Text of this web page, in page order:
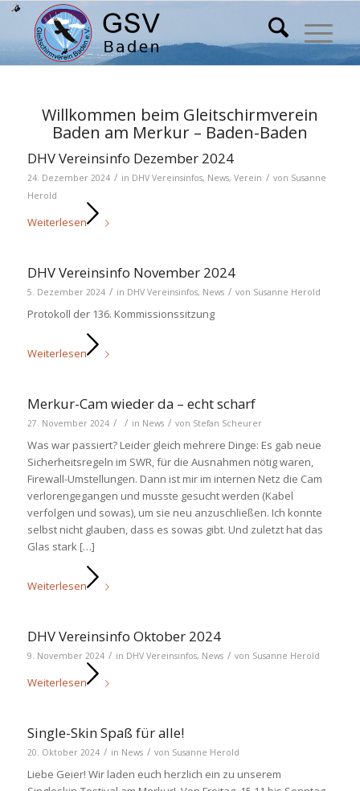
Willkommen beim Gleitschirmverein
Baden am Merkur – Baden-Baden
DHV Vereinsinfo Dezember 2024
24. Dezember 2024 / in DHV Vereinsinfos, News, Verein / von Susanne
Herold
Weiterlesen
DHV Vereinsinfo November 2024
5. Dezember 2024 / in DHV Vereinsinfos, News / von Susanne Herold
Protokoll der 136. Kommissionssitzung
Weiterlesen
Merkur-Cam wieder da – echt scharf
27. November 2024 / / in News / von Stefan Scheurer
Was war passiert? Leider gleich mehrere Dinge: Es gab neue
Sicherheitsregeln im SWR, für die Ausnahmen nötig waren,
Firewall-Umstellungen. Dann ist mir im internen Netz die Cam
verlorengegangen und musste gesucht werden (Kabel
verfolgen und sowas), um sie neu anzuschließen. Ich konnte
selbst nicht glauben, dass es sowas gibt. Und zuletzt hat das
Glas stark […]
Weiterlesen
DHV Vereinsinfo Oktober 2024
9. November 2024 / in DHV Vereinsinfos, News / von Susanne Herold
Weiterlesen
Single-Skin Spaß für alle!
20. Oktober 2024 / in News / von Susanne Herold
Liebe Geier! Wir laden euch herzlich ein zu unserem